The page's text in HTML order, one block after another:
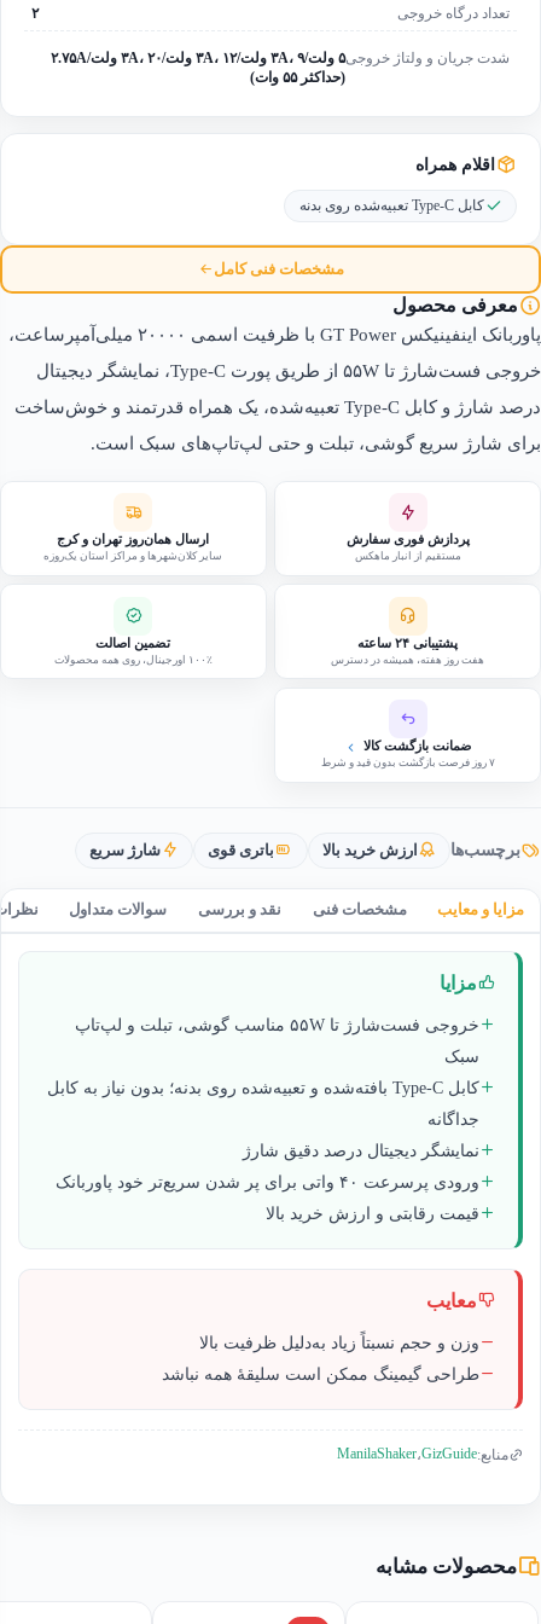
تعداد درگاه خروجی ۲
شدت جریان و ولتاژ خروجی
۵ ولت/۳A، ۹ ولت/۳A، ۱۲ ولت/۳A، ۲۰ ولت/۲.۷۵A
(حداکثر ۵۵ وات)
اقلام همراه
کابل Type-C تعبیه‌شده روی بدنه
مشخصات فنی کامل
معرفی محصول
پاوربانک اینفینیکس GT Power با ظرفیت اسمی ۲۰۰۰۰ میلی‌آمپرساعت،
خروجی فست‌شارژ تا ۵۵W از طریق پورت Type-C، نمایشگر دیجیتال
درصد شارژ و کابل Type-C تعبیه‌شده، یک همراه قدرتمند و خوش‌ساخت
برای شارژ سریع گوشی، تبلت و حتی لپ‌تاپ‌های سبک است.
پردازش فوری سفارش
مستقیم از انبار ماهکس
ارسال همان‌روز تهران و کرج
سایر کلان‌شهرها و مراکز استان یک‌روزه
پشتیبانی ۲۴ ساعته
هفت روز هفته، همیشه در دسترس
تضمین اصالت
۱۰۰٪ اورجینال، روی همه محصولات
ضمانت بازگشت کالا
۷ روز فرصت بازگشت بدون قید و شرط
برچسب‌ها ارزش خرید بالا باتری قوی شارژ سریع
مزایا و معایب مشخصات فنی نقد و بررسی سوالات متداول
مزایا
خروجی فست‌شارژ تا ۵۵W مناسب گوشی، تبلت و لپ‌تاپ
سبک
کابل Type-C بافته‌شده و تعبیه‌شده روی بدنه؛ بدون نیاز به کابل
جداگانه
نمایشگر دیجیتال درصد دقیق شارژ
ورودی پرسرعت ۴۰ واتی برای پر شدن سریع‌تر خود پاوربانک
قیمت رقابتی و ارزش خرید بالا
معایب
وزن و حجم نسبتاً زیاد به‌دلیل ظرفیت بالا
طراحی گیمینگ ممکن است سلیقهٔ همه نباشد
منابع:GizGuide،ManilaShaker
محصولات مشابه